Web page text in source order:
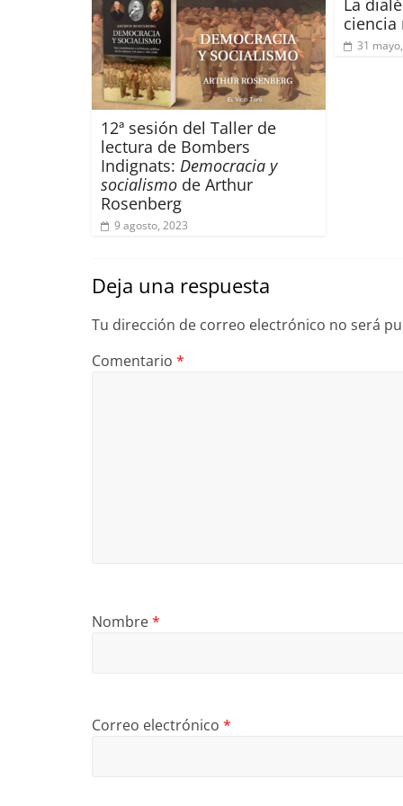
12ª sesión del Taller de
lectura de Bombers
Indignats: Democracia y
socialismo de Arthur
Rosenberg
9 agosto, 2023
La
ciencia
31
Deja una respuesta
Tu dirección de correo electrónico no será
Comentario *
Nombre*
Correo electrónico *